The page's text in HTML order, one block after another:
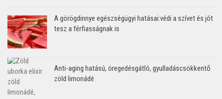
A görögdinnye egészségügyi hatásai:védi a szívet és jót
tesz a férfiasságnak is
Anti-aging hatású, öregedésgátló, gyulladáscsökkentő
zöld limonádé